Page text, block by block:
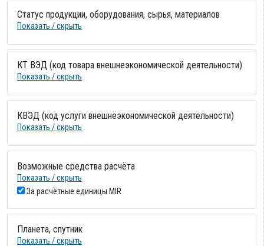
Статус продукции, оборудования, сырья, материалов
Показать / скрыть
КТ ВЭД (код товара внешнеэкономической деятельности)
Показать / скрыть
КВЭД (код услуги внешнеэкономической деятельности)
Показать / скрыть
Возможные средства расчёта
Показать / скрыть
За расчётные единицы MIR
Планета, спутник
Показать / скрыть